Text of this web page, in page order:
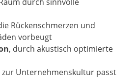
Rückenschmerzen und
vorbeugt
, durch akustisch optimierte
zur Unternehmenskultur passt